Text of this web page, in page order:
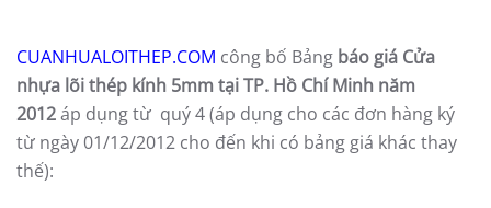
CUANHUALOITHEP.COM công bố Bảng báo giá Cửa
nhựa lõi thép kính 5mm tại TP. Hồ Chí Minh năm
2012áp dụng từ quý 4 (áp dụng cho các đơn hàng ký
từ ngày 01/12/2012 cho đến khi có bảng giá khác thay
thế):